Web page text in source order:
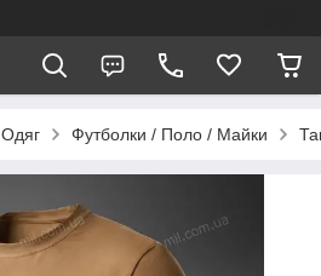
Одяг Футболки / Поло / Майки